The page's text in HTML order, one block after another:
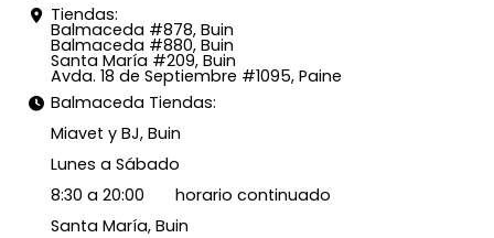
Tiendas:
Balmaceda #878, Buin
Balmaceda #880, Buin
Santa María #209, Buin
Avda. 18 de Septiembre #1095, Paine
Balmaceda Tiendas:
Miavet y BJ, Buin
Lunes a Sábado
8:30 a 20:00 horario continuado
Santa María, Buin